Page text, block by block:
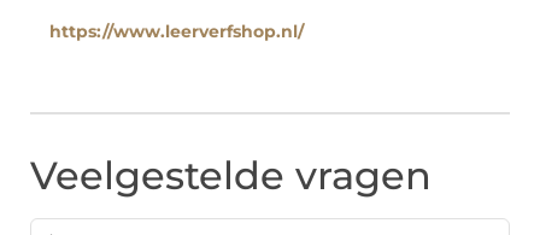
https://www.leerverfshop.nl/
Veelgestelde vragen